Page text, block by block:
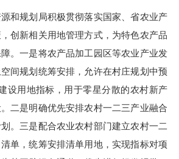
规划局积极贯彻落实国家、省农业产
创新相关用地管理方式，为特色农产品
。一是将农产品加工园区等农业产业发
间规划统筹安排，允许在村庄规划中预
设用地指标，用于零星分散的农村新产
二是明确优先安排农村一二三产业融合
。三是配合农业农村部门建立农村一二
单，统筹安排清单用地，实现指标对项